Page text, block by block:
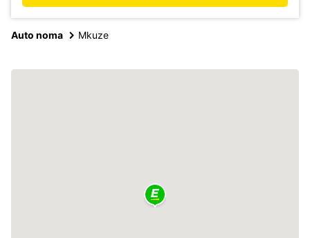
Auto noma Mkuze